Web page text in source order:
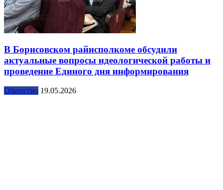
В Борисовском райисполкоме обсудили
актуальные вопросы идеологической работы и
проведение Единого дня информирования
Общество 19.05.2026